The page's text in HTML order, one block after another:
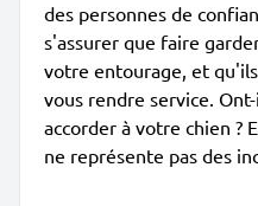
des personnes de
s'assurer que faire
votre entourage, et
vous rendre service.
accorder à votre chien ?
ne représente pas des